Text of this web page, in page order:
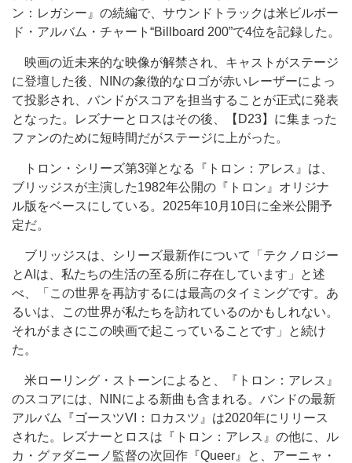
ン：レガシー』の続編で、サウンドトラックは米ビルボー
ド・アルバム・チャート“Billboard 200”で4位を記録した。
映画の近未来的な映像が解禁され、キャストがステージ
に登壇した後、NINの象徴的なロゴが赤いレーザーによっ
て投影され、バンドがスコアを担当することが正式に発表
となった。レズナーとロスはその後、【D23】に集まった
ファンのために短時間だがステージに上がった。
トロン・シリーズ第3弾となる『トロン：アレス』は、
ブリッジスが主演した1982年公開の『トロン』オリジナ
ル版をベースにしている。2025年10月10日に全米公開予
定だ。
ブリッジスは、シリーズ最新作について「テクノロジー
とAIは、私たちの生活の至る所に存在しています」と述
べ、「この世界を再訪するには最高のタイミングです。あ
るいは、この世界が私たちを訪れているのかもしれない。
それがまさにこの映画で起こっていることです」と続け
た。
米ローリング・ストーンによると、『トロン：アレス』
のスコアには、NINによる新曲も含まれる。バンドの最新
アルバム『ゴースツVI：ロカスツ』は2020年にリリース
された。レズナーとロスは『トロン：アレス』の他に、ル
カ・グァダニーノ監督の次回作『Queer』と、アーニャ・